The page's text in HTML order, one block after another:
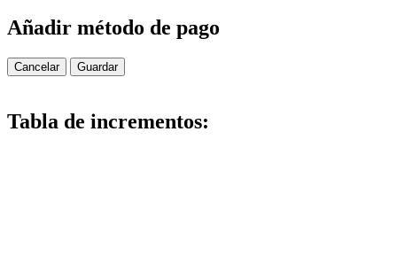
Añadir método de pago
Cancelar Guardar
Tabla de incrementos: